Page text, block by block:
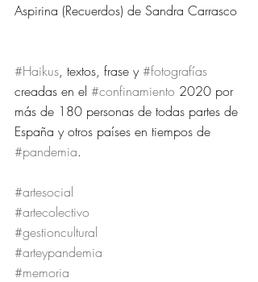
Aspirina (Recuerdos) de Sandra Carrasco
#Haikus, textos, frase y #fotografías
creadas en el #confinamiento 2020 por
más de 180 personas de todas partes de
España y otros países en tiempos de
#pandemia.
#artesocial
#artecolectivo
#gestioncultural
#arteypandemia
#memoria